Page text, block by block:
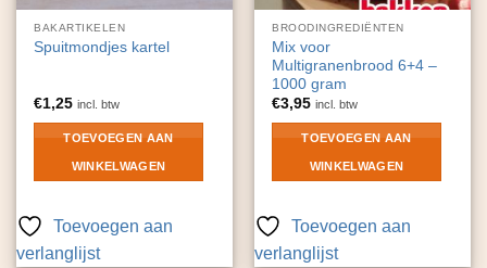
BAKARTIKELEN
Spuitmondjes kartel
€1,25 incl. btw
TOEVOEGEN AAN
WINKELWAGEN
Toevoegen aan
verlanglijst
BROODINGREDIËNTEN
Mix voor
Multigranenbrood 6+4 –
1000 gram
€3,95 incl. btw
TOEVOEGEN AAN
WINKELWAGEN
Toevoegen aan
verlanglijst